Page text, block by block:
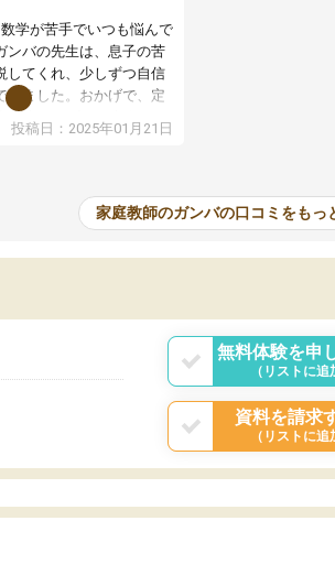
学が苦手でいつも悩んで
ンバの先生は、息子の苦
してくれ、少しずつ自信
きました。おかげで、定
以上アップし、本人もと
投稿日：2025年01月21日
家庭教師のガンバの口コミをもっ
無料体験を申
（リストに追
資料を請求
（リストに追